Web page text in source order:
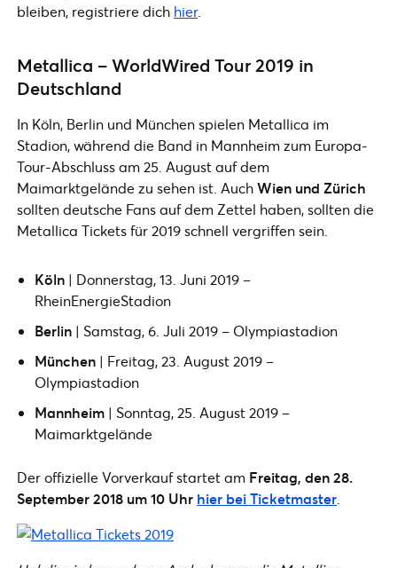
bleiben, registriere dich hier.
Metallica – WorldWired Tour 2019 in
Deutschland
In Köln, Berlin und München spielen Metallica im
Stadion, während die Band in Mannheim zum Europa-
Tour-Abschluss am 25. August auf dem
Maimarktgelände zu sehen ist. AuchWien und Zürich
sollten deutsche Fans auf dem Zettel haben, sollten die
Metallica Tickets für 2019 schnell vergriffen sein.
Köln | Donnerstag, 13. Juni 2019 –
RheinEnergieStadion
Berlin | Samstag, 6. Juli 2019 – Olympiastadion
München | Freitag, 23. August 2019 –
Olympiastadion
Mannheim | Sonntag, 25. August 2019 –
Maimarktgelände
Der offizielle Vorverkauf startet am Freitag, den 28.
September 2018 um 10 Uhr hier bei Ticketmaster